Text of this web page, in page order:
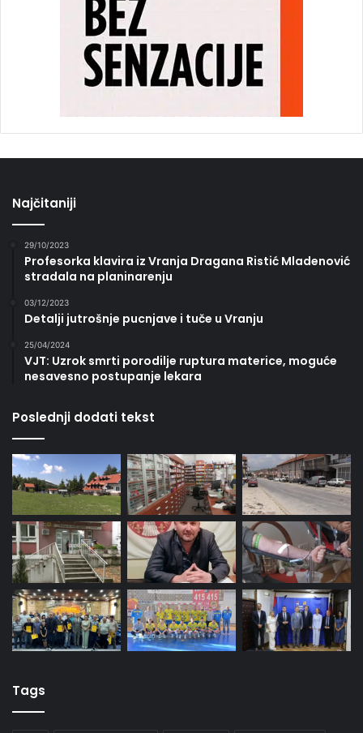
Najčitaniji
29/10/2023
Profesorka klavira iz Vranja Dragana Ristić Mladenović
stradala na planinarenju
03/12/2023
Detalji jutrošnje pucnjave i tuče u Vranju
25/04/2024
VJT: Uzrok smrti porodilje ruptura materice, moguće
nesavesno postupanje lekara
Poslednji dodati tekst
Tags